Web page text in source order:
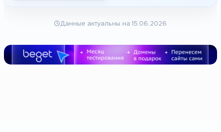
Данные актуальны на 15.06.2026